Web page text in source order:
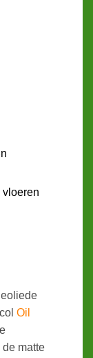
vloeren
Oil
matte